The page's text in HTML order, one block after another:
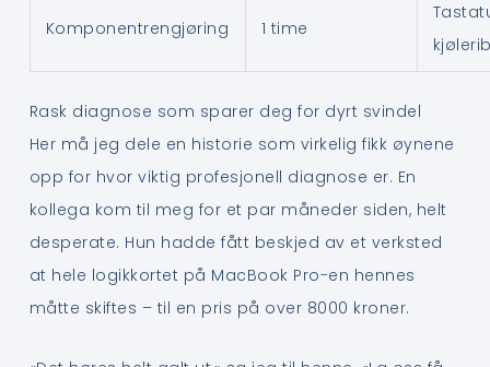
Komponentrengjøring 1 time
Rask diagnose som sparer deg for dyrt svindel
Her må jeg dele en historie som virkelig fikk øynene
opp for hvor viktig profesjonell diagnose er. En
kollega kom til meg for et par måneder siden, helt
desperate. Hun hadde fått beskjed av et verksted
at hele logikkortet på MacBook Pro-en hennes
måtte skiftes – til en pris på over 8000 kroner.